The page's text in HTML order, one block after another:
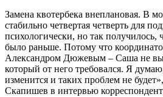
Замена квотербека внеплановая. В
стабильно четвертая четверть для
психологически, но так получилось,
было раньше. Потому что
Александром Дюжевым – Саша не
который от него требовался. Я
изменится и таких проблем не
Скапишев в интервью